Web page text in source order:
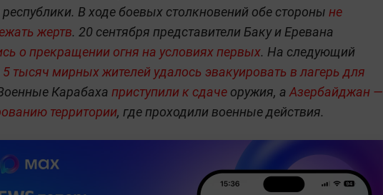
республики. В ходе боевых столкновений обе стороны не
жертв. 20 сентября представители Баку и Еревана
о прекращении огня на условиях первых. На следующий
5 тысяч мирных жителей удалось эвакуировать в лагерь для
Карабаха приступили к сдаче оружия, а Азербайджан —
территории, где проходили военные действия.